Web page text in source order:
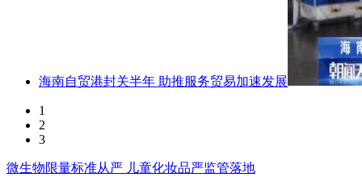
海南自贸港封关半年 助推服务贸易加速发展
1
2
3
微生物限量标准从严 儿童化妆品严监管落地